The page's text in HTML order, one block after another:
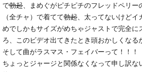
で勃起 、まめぐがピチピチのフレッドペリ
（全チャ）で着てて勃起 、太ってないけど
めでしかもサイズがめちゃジャストで完全に
ろ、このビデオ出てきたとき頭おかしくなる
そして曲がラスマス・フェイバーって！！！
ちょっとジャージと関係なくなって申し訳な